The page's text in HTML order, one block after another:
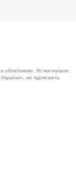
обов'язкове. Усі матеріали,
не підлягають